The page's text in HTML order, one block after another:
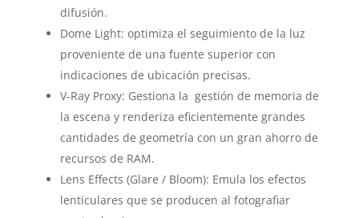
difusión.
Dome Light: optimiza el seguimiento de la luz
proveniente de una fuente superior con
indicaciones de ubicación precisas.
V-Ray Proxy: Gestiona la gestión de memoria de
la escena y renderiza eficientemente grandes
cantidades de geometría con un gran ahorro de
recursos de RAM.
Lens Effects (Glare / Bloom): Emula los efectos
lenticulares que se producen al fotografiar